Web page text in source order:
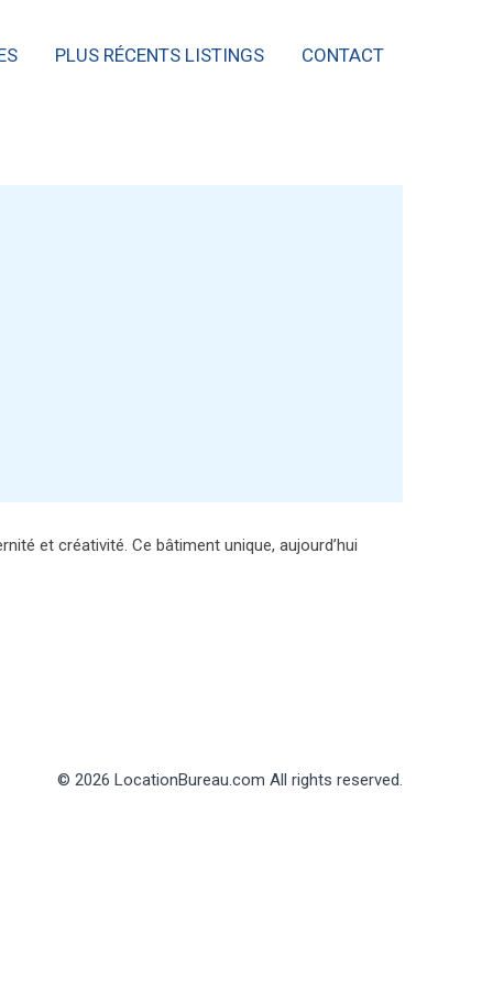
PLUS RÉCENTS LISTINGS CONTACT
et créativité. Ce bâtiment unique, aujourd’hui
© 2026 LocationBureau.com All rights reserved.